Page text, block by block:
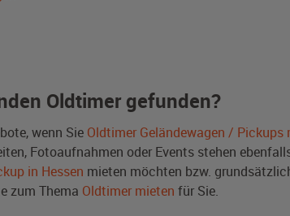
Oldtimer gefunden?
wenn Sie Oldtimer Geländewagen / Pickups
Fotoaufnahmen oder Events stehen
in Hessen mieten möchten bzw.
zum Thema Oldtimer mieten für Sie.